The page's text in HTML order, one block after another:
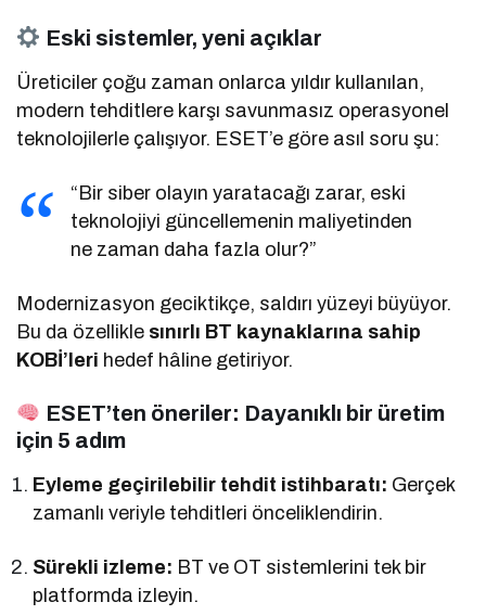
Eski sistemler, yeni açıklar
Üreticiler çoğu zaman onlarca yıldır kullanılan,
modern tehditlere karşı savunmasız operasyonel
teknolojilerle çalışıyor. ESET’e göre asıl soru şu:
“Bir siber olayın yaratacağı zarar, eski
teknolojiyi güncellemenin maliyetinden
ne zaman daha fazla olur?”
Modernizasyon geciktikçe, saldırı yüzeyi büyüyor.
Bu da özellikle sınırlı BT kaynaklarına sahip
KOBİ’leri hedef hâline getiriyor.
ESET’ten öneriler: Dayanıklı bir üretim
için 5 adım
Eyleme geçirilebilir tehdit istihbaratı: Gerçek
zamanlı veriyle tehditleri önceliklendirin.
Sürekli izleme: BT ve OT sistemlerini tek bir
platformda izleyin.